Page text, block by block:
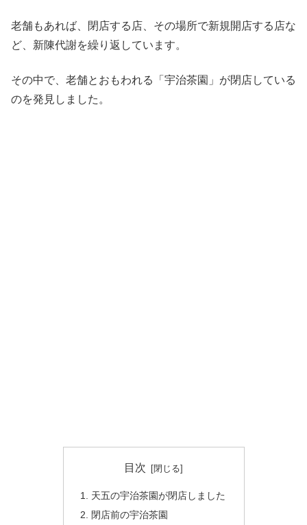
老舗もあれば、閉店する店、その場所で新規開店する店な
ど、新陳代謝を繰り返しています。
その中で、老舗とおもわれる「宇治茶園」が閉店している
のを発見しました。
目次
天五の宇治茶園が閉店しました
閉店前の宇治茶園